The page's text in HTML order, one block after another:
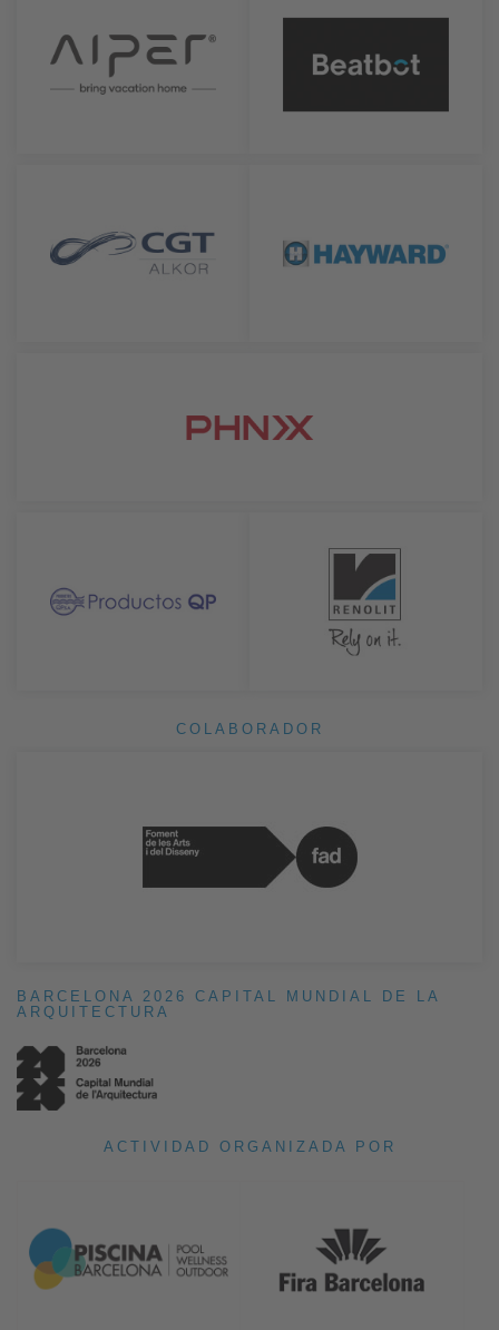
COLABORADOR
BARCELONA 2026 CAPITAL MUNDIAL DE LA
ARQUITECTURA
ACTIVIDAD ORGANIZADA POR